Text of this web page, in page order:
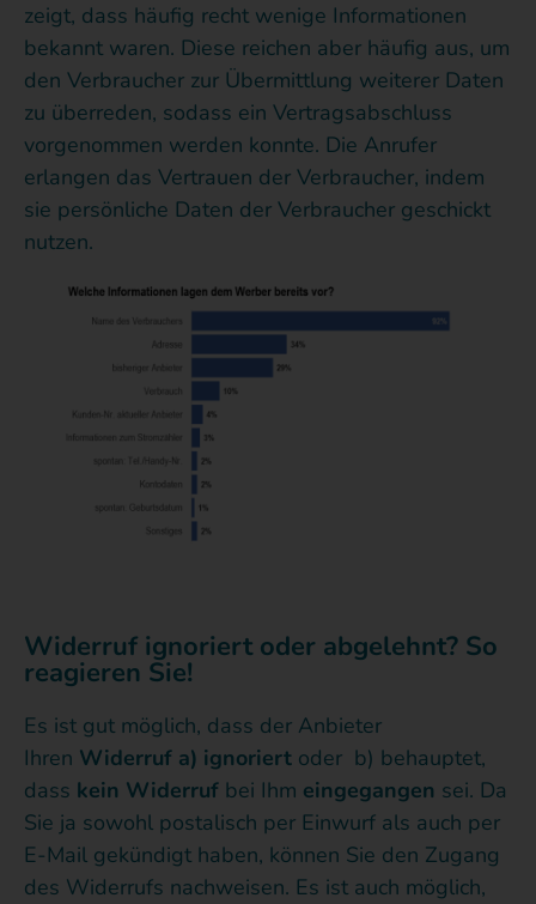
zeigt, dass häufig recht wenige Informationen
bekannt waren. Diese reichen aber häufig aus, um
den Verbraucher zur Übermittlung weiterer Daten
zu überreden, sodass ein Vertragsabschluss
vorgenommen werden konnte. Die Anrufer
erlangen das Vertrauen der Verbraucher, indem
sie persönliche Daten der Verbraucher geschickt
nutzen.
Widerruf ignoriert oder abgelehnt? So
reagieren Sie!
Es ist gut möglich, dass der Anbieter
Ihren Widerruf a) ignoriert oder b) behauptet,
dass kein Widerruf bei Ihm eingegangen sei. Da
Sie ja sowohl postalisch per Einwurf als auch per
E-Mail gekündigt haben, können Sie den Zugang
des Widerrufs nachweisen. Es ist auch möglich,